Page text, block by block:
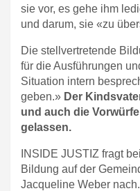
sie vor, es gehe ihm
und darum, sie «zu
Die stellvertretende
für die Ausführungen
Situation intern
geben.» Der
und auch die
gelassen.
INSIDE JUSTIZ fragt
Bildung auf der
Jacqueline Weber